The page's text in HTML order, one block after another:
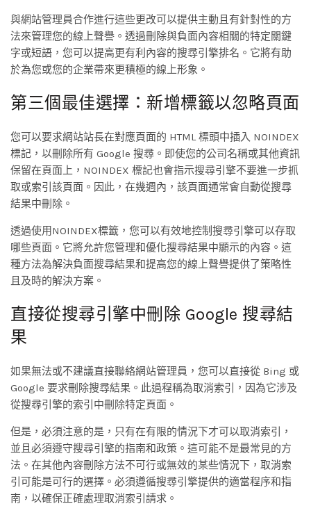
與網站管理員合作進行這些更改可以提供主動且有針對性的方
法來管理您的線上聲譽。透過刪除與負面內容相關的特定關鍵
字或短語，您可以提高更有利內容的搜尋引擎排名。它將有助
於為您或您的企業帶來更積極的線上形象。
第三個最佳選擇：新增標籤以忽略頁面
您可以要求網站站長在對應頁面的 HTML 標頭中插入 NOINDEX
標記，以刪除所有 Google 搜尋。即使您的公司名稱或其他資訊
保留在頁面上，NOINDEX 標記也會指示搜尋引擎不要進一步抓
取或索引該頁面。因此，在幾週內，該頁面通常會自動從搜尋
結果中刪除。
透過使用NOINDEX標籤，您可以有效地控制搜尋引擎可以存取
哪些頁面。它將允許您管理和優化搜尋結果中顯示的內容。這
種方法為解決負面搜尋結果和提高您的線上聲譽提供了策略性
且及時的解決方案。
直接從搜尋引擎中刪除 Google 搜尋結
果
如果無法或不建議直接聯絡網站管理員，您可以直接從 Bing 或
Google 要求刪除搜尋結果。此過程稱為取消索引，因為它涉及
從搜尋引擎的索引中刪除特定頁面。
但是，必須注意的是，只有在有限的情況下才可以取消索引，
並且必須遵守搜尋引擎的指南和政策。這可能不是最常見的方
法。在其他內容刪除方法不可行或無效的某些情況下，取消索
引可能是可行的選擇。必須遵循搜尋引擎提供的適當程序和指
南，以確保正確處理取消索引請求。